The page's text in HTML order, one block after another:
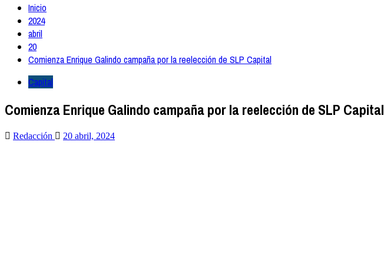
Inicio
2024
abril
20
Comienza Enrique Galindo campaña por la reelección de SLP Capital
Capital
Comienza Enrique Galindo campaña por la reelección de SLP Capital
Redacción 20 abril, 2024